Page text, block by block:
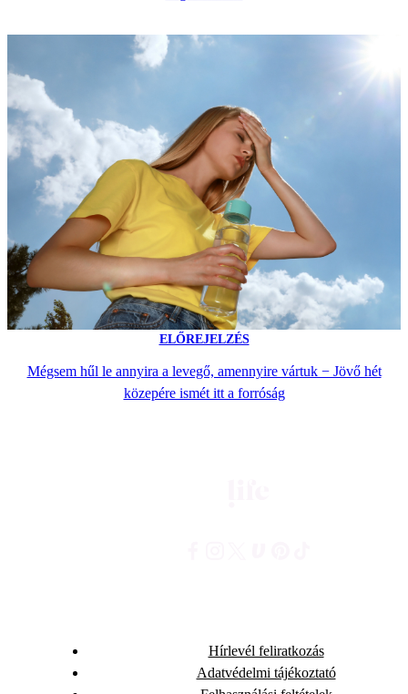
ELŐREJELZÉS
Mégsem hűl le annyira a levegő, amennyire vártuk − Jövő hét
közepére ismét itt a forróság
Hírlevél feliratkozás
Adatvédelmi tájékoztató